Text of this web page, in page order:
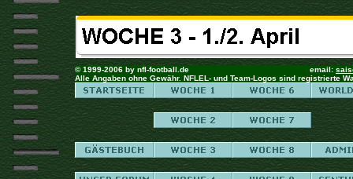
© 1999-2006 by nfl-football.de email:
Alle Angaben ohne Gewähr. NFLEL- und Team-Logos sind registrierte